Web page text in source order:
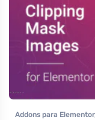
Addons para Elementor